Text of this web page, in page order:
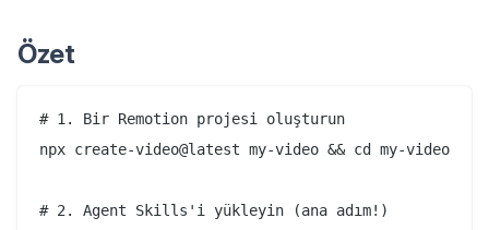
Özet
# 1. Bir Remotion projesi oluşturun
npx create-video@latest my-video && cd my-video
# 2. Agent Skills'i yükleyin (ana adım!)